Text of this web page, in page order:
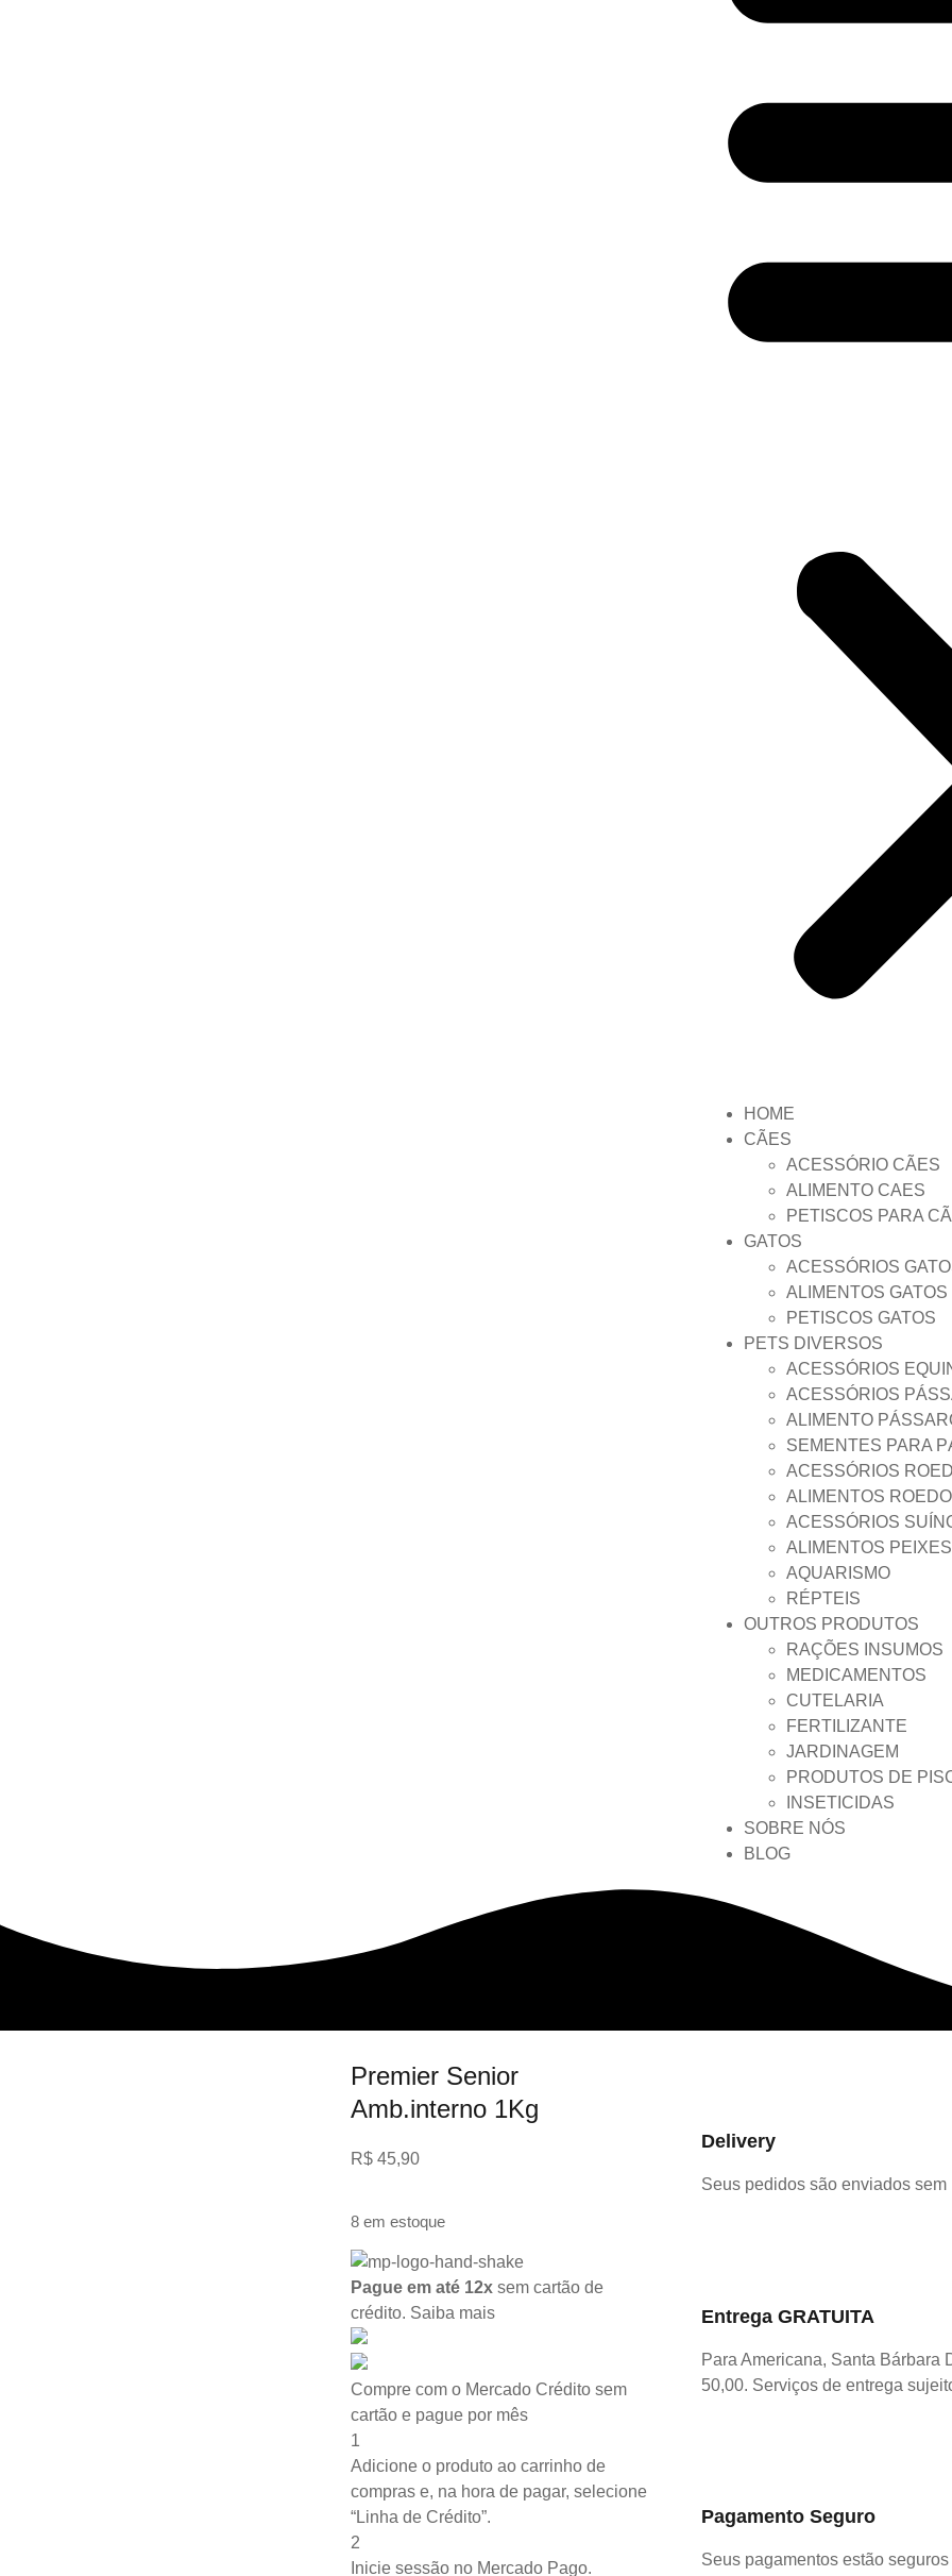
HOME
CÃES
ACESSÓRIO CÃES
ALIMENTO CAES
PETISCOS PARA
GATOS
ACESSÓRIOS
ALIMENTOS GATOS
PETISCOS GATOS
PETS DIVERSOS
ACESSÓRIOS
ACESSÓRIOS
ALIMENTO
SEMENTES PARA
ACESSÓRIOS
ALIMENTOS
ACESSÓRIOS
ALIMENTOS PEIXES
AQUARISMO
RÉPTEIS
OUTROS PRODUTOS
RAÇÕES INSUMOS
MEDICAMENTOS
CUTELARIA
FERTILIZANTE
JARDINAGEM
PRODUTOS DE
INSETICIDAS
SOBRE NÓS
BLOG
Premier Senior
Amb.interno 1Kg
R$ 45,90
8 em estoque
Pague em até 12x sem cartão de
crédito. Saiba mais
Compre com o Mercado Crédito sem
cartão e pague por mês
1
Adicione o produto ao carrinho de
compras e, na hora de pagar, selecione
“Linha de Crédito”.
2
Inicie sessão no Mercado Pago.
Delivery
Seus pedidos são enviados
Entrega GRATUITA
Para Americana, Santa Bárbara
50,00. Serviços de entrega
Pagamento Seguro
Seus pagamentos estão